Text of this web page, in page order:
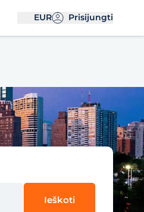
EUR Prisijungti
Ieškoti